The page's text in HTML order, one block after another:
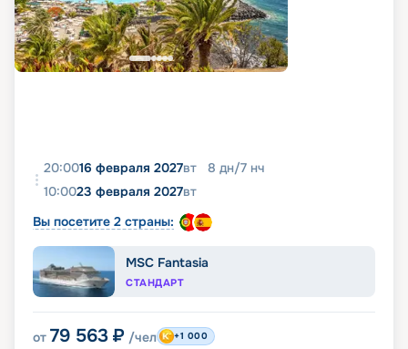
20:0016 февраля 2027вт 8 дн/7 нч
10:0023 февраля 2027вт
Вы посетите 2 страны:
MSC Fantasia
СТАНДАРТ
от 79 563 ₽ /чел +1 000